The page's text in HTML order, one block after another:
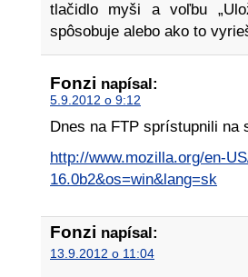
tlačidlo myši a voľbu
spôsobuje alebo ako to
Fonzi napísal:
5.9.2012 o 9:12
Dnes na FTP sprístupnili na
http://www.mozilla.org/en-
16.0b2&os=win&lang=sk
Fonzi napísal:
13.9.2012 o 11:04